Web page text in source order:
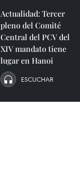
Actualidad: Tercer
pleno del Comité
Central del PCV del
XIV mandato tiene
lugar en Hanoi
ESCUCHAR